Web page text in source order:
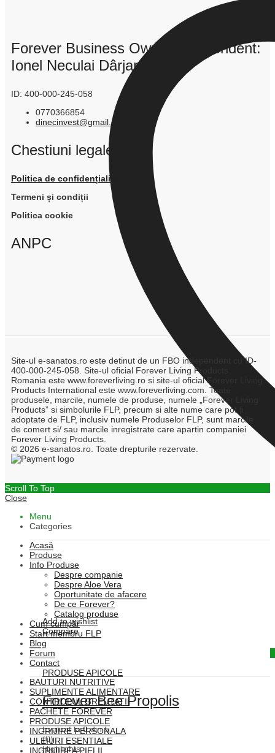
Add to wishlist
Compare
Quick View
PRODUSE APICOLE
Forever Bee Propolis
Evaluat la0din 5
(0)
Highlights:
Forever Business Owner Independent:
Ionel Neculai Dârjan
ID: 400-000-245-058
0770366854
dinecinvest@gmail.com
Chestiuni legale
Politica de confidențialitate
Termeni și condiții
Politica cookie
ANPC
Site-ul e-sanatos.ro este detinut de un FBO independent cu ID-
400-000-245-058. Site-ul oficial Forever Living Products
Romania este www.foreverliving.ro si site-ul oficial Forever Living
Products International este www.foreverliving.com. Toate
produsele, marcile, numele de produse, numele „Forever Living
Products” si simbolurile FLP, precum si alte nume care pot fi
adoptate de FLP, inclusiv numele Produselor FLP, sunt marcile
de comert si/ sau marcile inregistrate care apartin companiei
Forever Living Products.
© 2026 e-sanatos.ro. Toate drepturile rezervate.
Scroll To Top
Close
Menu
Categories
Acasă
Produse
Info Produse
Despre companie
Despre Aloe Vera
Oportunitate de afacere
De ce Forever?
Catalog produse
Cum cumpăr
Start membru FLP
Blog
Forum
Contact
BAUTURI NUTRITIVE
SUPLIMENTE ALIMENTARE
CONTROLUL GREUTATII
PACHETE FOREVER
PRODUSE APICOLE
INGRIJIRE PERSONALA
ULEIURI ESENTIALE
INGRIJIREA PIELII